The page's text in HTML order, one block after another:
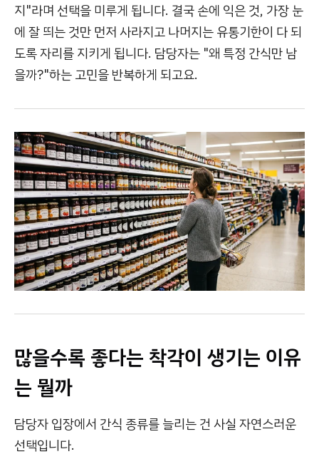
지"라며 선택을 미루게 됩니다. 결국 손에 익은 것, 가장 눈
에 잘 띄는 것만 먼저 사라지고 나머지는 유통기한이 다 되
도록 자리를 지키게 됩니다. 담당자는 "왜 특정 간식만 남
을까?"하는 고민을 반복하게 되고요.
많을수록 좋다는 착각이 생기는 이유
는 뭘까
담당자 입장에서 간식 종류를 늘리는 건 사실 자연스러운
선택입니다.